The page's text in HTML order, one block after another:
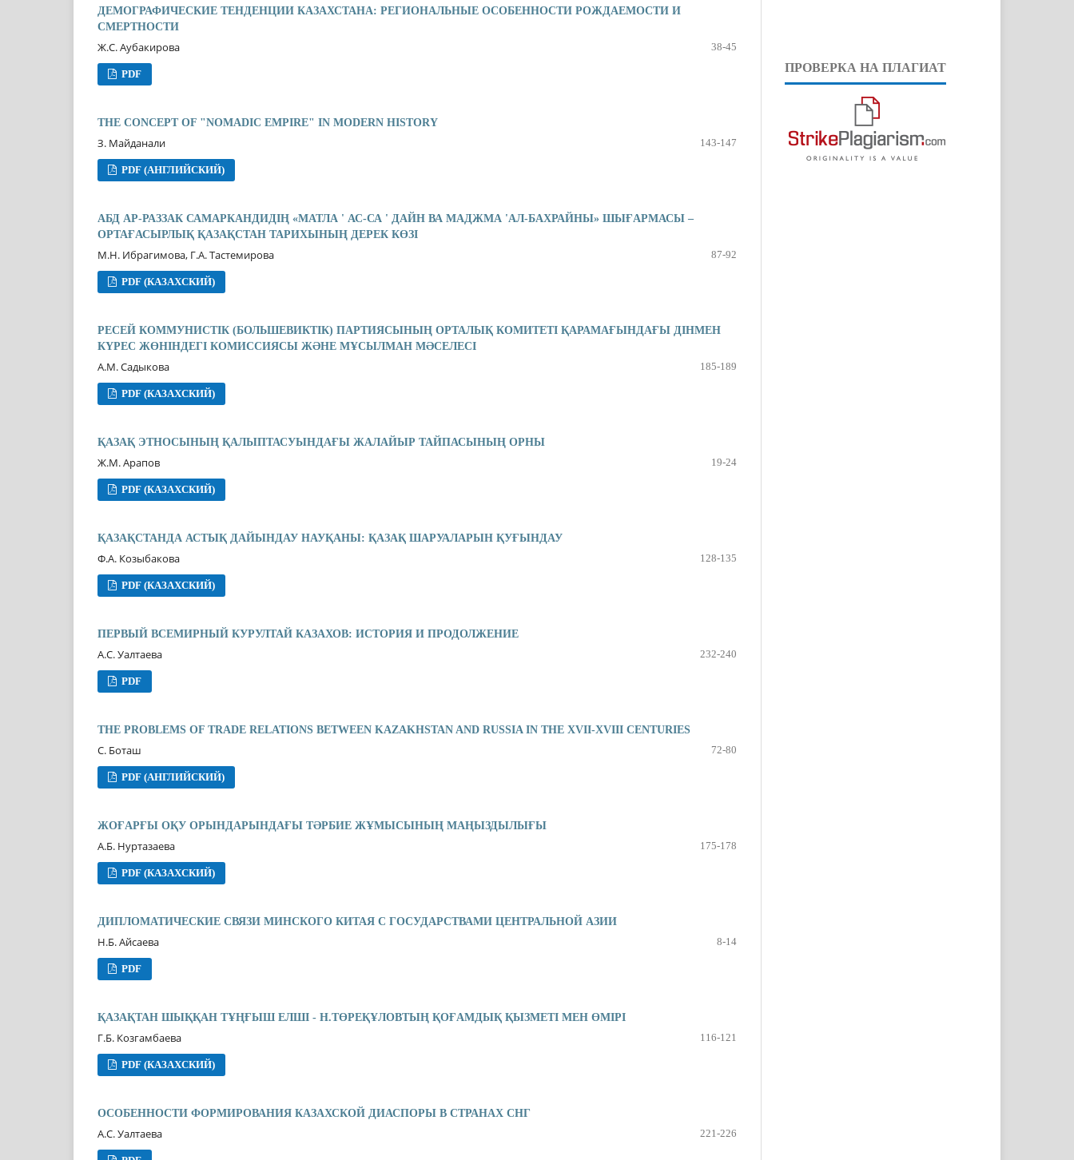
ДЕМОГРАФИЧЕСКИЕ ТЕНДЕНЦИИ КАЗАХСТАНА: РЕГИОНАЛЬНЫЕ ОСОБЕННОСТИ РОЖДАЕМОСТИ И
СМЕРТНОСТИ
Ж.С. Аубакирова 38-45
PDF
THE CONCEPT OF "NOMADIC EMPIRE" IN MODERN HISTORY
З. Майданали 143-147
PDF (АНГЛИЙСКИЙ)
АБД АР-РАЗЗАК САМАРКАНДИДІҢ «МАТЛА ' АС-СА ' ДАЙН ВА МАДЖМА 'АЛ-БАХРАЙНЫ» ШЫҒАРМАСЫ –
ОРТАҒАСЫРЛЫҚ ҚАЗАҚСТАН ТАРИХЫНЫҢ ДЕРЕК КӨЗІ
М.Н. Ибрагимова, Г.А. Тастемирова 87-92
PDF (КАЗАХСКИЙ)
РЕСЕЙ КОММУНИСТІК (БОЛЬШЕВИКТІК) ПАРТИЯСЫНЫҢ ОРТАЛЫҚ КОМИТЕТІ ҚАРАМАҒЫНДАҒЫ ДІНМЕН
КҮРЕС ЖӨНІНДЕГІ КОМИССИЯСЫ ЖƏНЕ МҰСЫЛМАН МƏСЕЛЕСІ
А.М. Садыкова 185-189
PDF (КАЗАХСКИЙ)
ҚАЗАҚ ЭТНОСЫНЫҢ ҚАЛЫПТАСУЫНДАҒЫ ЖАЛАЙЫР ТАЙПАСЫНЫҢ ОРНЫ
Ж.М. Арапов 19-24
PDF (КАЗАХСКИЙ)
ҚАЗАҚСТАНДА АСТЫҚ ДАЙЫНДАУ НАУҚАНЫ: ҚАЗАҚ ШАРУАЛАРЫН ҚУҒЫНДАУ
Ф.А. Козыбакова 128-135
PDF (КАЗАХСКИЙ)
ПЕРВЫЙ ВСЕМИРНЫЙ КУРУЛТАЙ КАЗАХОВ: ИСТОРИЯ И ПРОДОЛЖЕНИЕ
А.С. Уалтаева 232-240
PDF
THE PROBLEMS OF TRADE RELATIONS BETWEEN KAZAKHSTAN AND RUSSIA IN THE XVII-XVIII CENTURIES
С. Боташ 72-80
PDF (АНГЛИЙСКИЙ)
ЖОҒАРҒЫ ОҚУ ОРЫНДАРЫНДАҒЫ ТƏРБИЕ ЖҰМЫСЫНЫҢ МАҢЫЗДЫЛЫҒЫ
А.Б. Нуртазаева 175-178
PDF (КАЗАХСКИЙ)
ДИПЛОМАТИЧЕСКИЕ СВЯЗИ МИНСКОГО КИТАЯ С ГОСУДАРСТВАМИ ЦЕНТРАЛЬНОЙ АЗИИ
Н.Б. Айсаева 8-14
PDF
ҚАЗАҚТАН ШЫҚҚАН ТҰҢҒЫШ ЕЛШІ - Н.ТӨРЕҚҰЛОВТЫҢ ҚОҒАМДЫҚ ҚЫЗМЕТІ МЕН ӨМІРІ
Г.Б. Козгамбаева 116-121
PDF (КАЗАХСКИЙ)
ОСОБЕННОСТИ ФОРМИРОВАНИЯ КАЗАХСКОЙ ДИАСПОРЫ В СТРАНАХ СНГ
А.С. Уалтаева 221-226
ПРОВЕРКА НА ПЛАГИАТ